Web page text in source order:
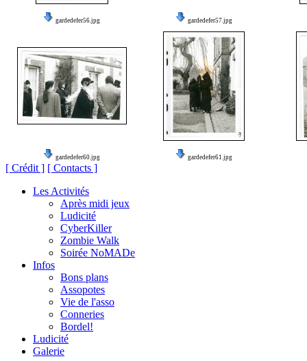
gardedefer56.jpg gardedefer57.jpg
gardedefer60.jpg gardedefer61.jpg
[ Crédit ] [ Contacts ]
Les Activités
Après midi jeux
Ludicité
CyberKiller
Zombie Walk
Soirée NoMADe
Infos
Bons plans
Assopotes
Vie de l'asso
Conneries
Bordel!
Ludicité
Galerie